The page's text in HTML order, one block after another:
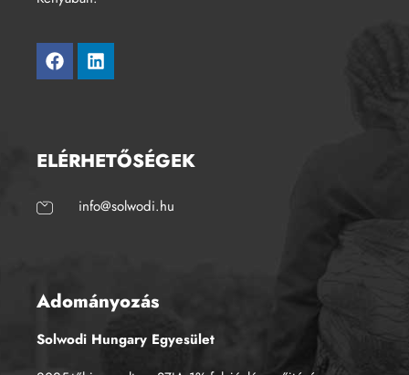
ELÉRHETŐSÉGEK
info@solwodi.hu
Adományozás
Solwodi Hungary Egyesület